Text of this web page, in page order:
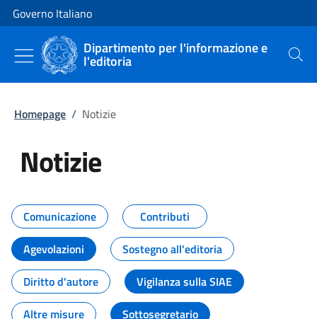
Vai al contenuto
Vai alla navigazione del sito
Governo Italiano
Dipartimento per l'informazione e
l'editoria Cerca
Homepage / Notizie
Notizie
Tutti i contenuti della pagina
Comunicazione
Contributi
Agevolazioni
Sostegno all'editoria
Diritto d'autore
Vigilanza sulla SIAE
Altre misure
Sottosegretario